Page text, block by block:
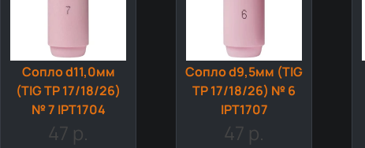
Сопло d11,0мм
(TIG TP 17/18/26)
№ 7 IPT1704
47 р.
Сопло d9,5мм (TIG
TP 17/18/26) № 6
IPT1707
47 р.